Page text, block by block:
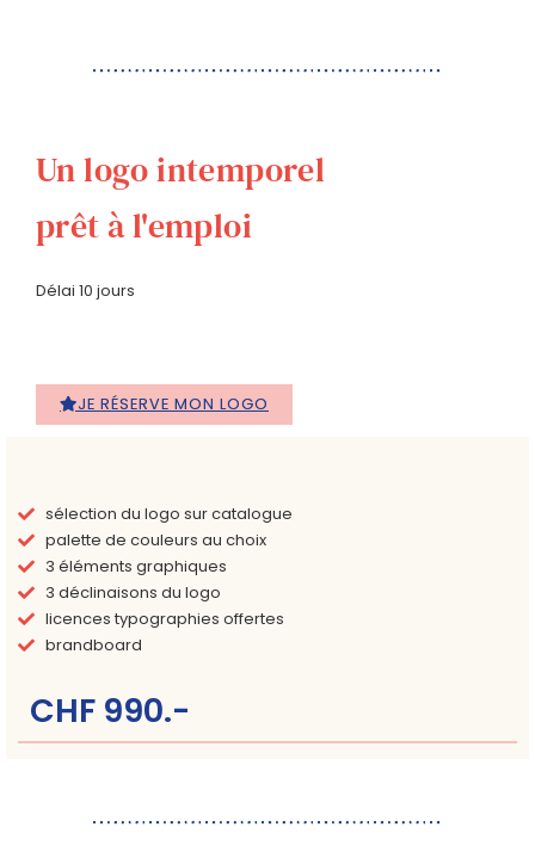
Un logo intemporel
prêt à l'emploi
Délai 10 jours
JE RÉSERVE MON LOGO
sélection du logo sur catalogue
palette de couleurs au choix
3 éléments graphiques
3 déclinaisons du logo
licences typographies offertes
brandboard
CHF 990.-